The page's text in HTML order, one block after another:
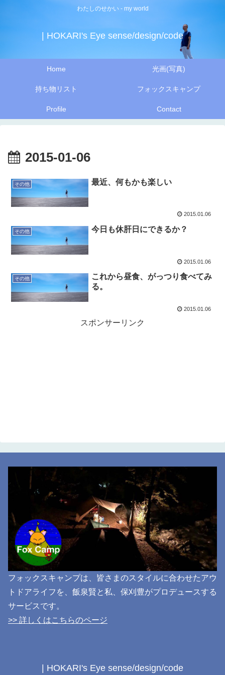
わたしのせかい - my world
| HOKARI's Eye sense/design/code
Home 光画(写真)
持ち物リスト フォックスキャンプ
Profile Contact
2015-01-06
その他 最近、何もかも楽しい
2015.01.06
その他 今日も休肝日にできるか？
2015.01.06
その他
これから昼食、がっつり食べてみ
る。
2015.01.06
スポンサーリンク
フォックスキャンプは、皆さまのスタイルに合わせたアウ
トドアライフを、飯泉賢と私、保刈豊がプロデュースする
サービスです。
>> 詳しくはこちらのページ
| HOKARI's Eye sense/design/code